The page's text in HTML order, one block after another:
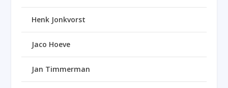
Henk Jonkvorst
Jaco Hoeve
Jan Timmerman